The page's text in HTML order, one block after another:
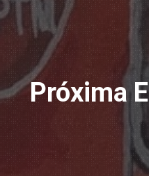
Próxima